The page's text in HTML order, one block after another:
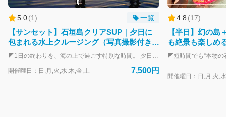
5.0(1) 一覧
【サンセット】石垣島クリアSUP｜夕日に
包まれる水上クルージング（写真撮影付き）
※現地集合
◤1日の終わりを、海の上で過ごす特別な時間。 夕日に染まる石垣島の海を、ゆったりと進むサンセットSUPツアー。 昼間とはまったく違う表情を見せる海と空。 赤・オレンジ・ピンクへと移り変わるグラデーションの中で、静かに流れる時間を楽しめます。 ▼クリアSUPならではの体験 使用するのは、足元まで透けるクリアSUP。夕日に染まる海の色や、水面の揺らぎまでダイレクトに感じることができます。 ▼こんな方におすすめ ・1日の締めくくりにゆったり過ごしたい ・人の少ない時間に海を楽しみたい ・写真に残る特別な時間を体験したい ▼初心者でも安心 ご参加のほとんどが初めての方。ガイドが丁寧にレクチャーするので安心してご参加いただけます。 ▼写真撮影サービス付き ツアー中の様子はスタッフが撮影。 夕日の中での特別な1枚をしっかり残せます。 ▼自然がつくる一瞬の景色 その日の天候や季節によって、毎回異なる空模様。 条件が合えば「グリーンフラッシュ」が見られることも。 ※ご予約は事前決済となりますが、天候不良などによる中止時は速やかに全額返金いたします。 ⚠ご案内 本プランは原則現地集合プランとなりますが、レンタカーをお持ちでない方は、石垣島南部（市街地）エリアのホテルと石垣港離島ターミナル（正面玄関前郵便ポスト周辺）へのピックアップが可能です。
開催曜日：日,月,火,水,木,金,土 7,500円
4.8 (17)
【半日】幻の島
も絶景も楽しめ
あり）
開催曜日：日,月,火,